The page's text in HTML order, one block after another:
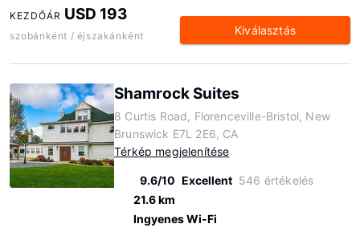
KEZDŐÁR USD 193
szobánként / éjszakánként Kiválasztás
Shamrock Suites
8 Curtis Road, Florenceville-Bristol, New
Brunswick E7L 2E6, CA
Térkép megjelenítése
9.6/10 Excellent 546 értékelés
21.6 km
Ingyenes Wi-Fi